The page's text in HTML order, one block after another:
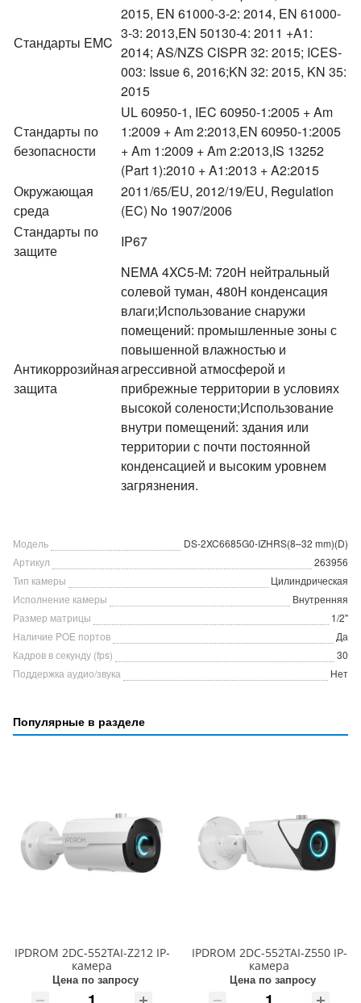
Стандарты EMC
2015, EN 61000-3-2: 2014, EN 61000-
3-3: 2013,EN 50130-4: 2011 +A1:
2014; AS/NZS CISPR 32: 2015; ICES-
003: Issue 6, 2016;KN 32: 2015, KN 35:
2015
Стандарты по
безопасности
UL 60950-1, IEC 60950-1:2005 + Am
1:2009 + Am 2:2013,EN 60950-1:2005
+ Am 1:2009 + Am 2:2013,IS 13252
(Part 1):2010 + A1:2013 + A2:2015
Окружающая
среда
2011/65/EU, 2012/19/EU, Regulation
(EC) No 1907/2006
Стандарты по
защите
IP67
Антикоррозийная
защита
NEMA 4XC5-M: 720H нейтральный
солевой туман, 480H конденсация
влаги;Использование снаружи
помещений: промышленные зоны с
повышенной влажностью и
агрессивной атмосферой и
прибрежные территории в условиях
высокой солености;Использование
внутри помещений: здания или
территории с почти постоянной
конденсацией и высоким уровнем
загрязнения.
Модель
DS-2XC6685G0-IZHRS(8–32 mm)(D)
Артикул
263956
Тип камеры
Цилиндрическая
Исполнение камеры
Внутренняя
Размер матрицы
1/2"
Наличие POE портов
Да
Кадров в секунду (fps)
30
Поддержка аудио/звука
Нет
Популярные в разделе
IPDROM 2DC-552TAI-Z212 IP-
камера
Цена по запросу
IPDROM 2DC-552TAI-Z550 IP-
камера
Цена по запросу